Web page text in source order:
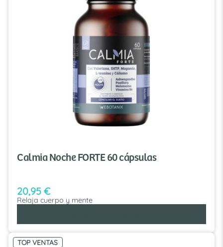
Calmia Noche FORTE 60 cápsulas
20,95 €
Relaja cuerpo y mente
TOP VENTAS